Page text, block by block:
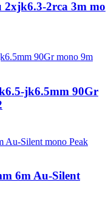
2xjk6.3-2rca 3m mo
jk6.5mm 90Gr
6m Au-Silent